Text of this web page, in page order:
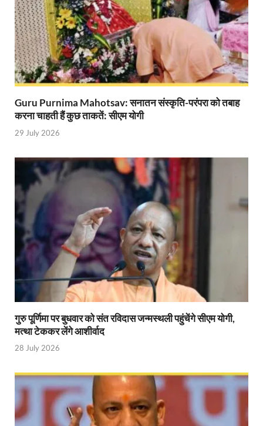
She Leads Bharat: अंतर्राष्ट्रीय महिला दिवस 2026 के
Sabka Sath Sabka Vikas: प्रधानमंत्री नरेन्द्र मोदी 9
Holi Mahotsava: CM धामी ने कलश संगीत द्वारा
Chhattisgarh Budget 2026-27: बस्तर के विकास का
First Cabinet Meeting In Seva Tirth: भारत की
Shri Krishna Jaman bhumi: श्रीकृष्ण जन्मभूमि के
आईएसबीटी-मसूरी डायवर्जन कॉरिडोर का स्थलीय निरीक्षण
India AI Impact Summit 2026: एमआईबी का पवेलियन
सीएम धामी हरिद्वार में एक्शन मोड में – चौपाल में सुनी
UP Budget 2026- 27: योगी सरकार का सेफ्टी,
Bullet Train Project: मुंबई-अहमदाबाद बुलेट ट्रेन
Vande Bharat Express Train: वंदे भारत जैसी सेमी-हाई
UP Budget 2026: आवास एवं शहरी नियोजन के लिए
Union Budget Update: केंद्रीय बजट उत्तर प्रदेश के
Job Scheme For Youth: धामी सरकार ने प्रति माह
Guru Purnima Mahotsav: सनातन संस्कृति-परंपरा को तबाह
करना चाहती हैं कुछ ताकतें: सीएम योगी
29 July 2026
गुरु पूर्णिमा पर बुधवार को संत रविदास जन्मस्थली पहुंचेंगे सीएम योगी,
मत्था टेककर लेंगे आशीर्वाद
28 July 2026